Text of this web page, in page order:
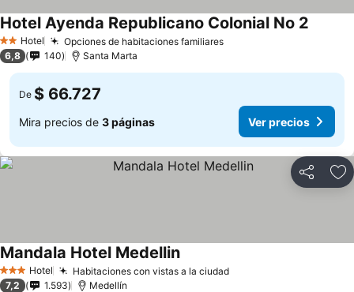
2 Estrellas
Hotel Opciones de habitaciones familiaresVer precios
Hotel Ayenda Republicano Colonial No 2
6,8 140 Santa Marta
De $ 66.727
Mira precios de 3 páginas Ver precios
Compartir
3 Estrellas
Hotel Habitaciones con vistas a la ciudadVer precios
Mandala Hotel MedellinVer precios
7,2 1.593 Medellín